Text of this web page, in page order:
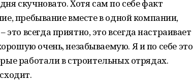
скучновато. Хотя сам по себе факт
пребывание вместе в одной компании,
всегда приятно, это всегда настраивает
очень, незабываемую. Я и по себе это
работали в строительных отрядах.